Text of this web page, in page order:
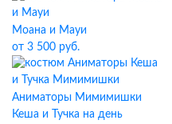
Моана и Мауи
от 3 500 руб.
Аниматоры Мимимишки
Кеша и Тучка на день